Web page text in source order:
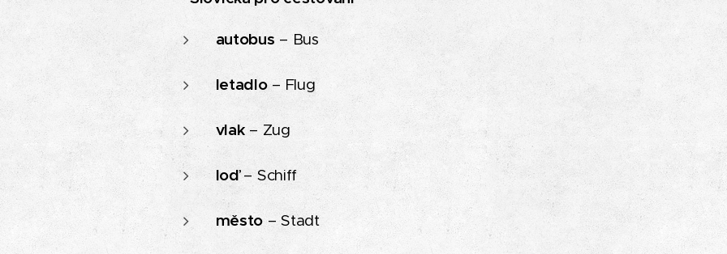
autobus – Bus
letadlo– Flug
vlak– Zug
loď– Schiff
město – Stadt